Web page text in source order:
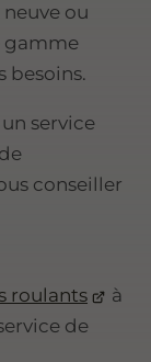
ou
gamme
besoins.
service
conseiller
roulants
à
de